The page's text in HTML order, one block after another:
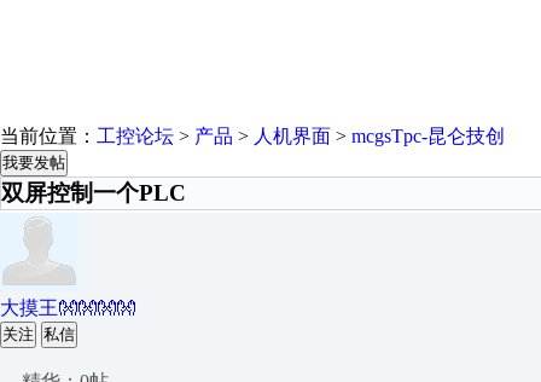
当前位置： 工控论坛 > 产品 > 人机界面 > mcgsTpc-昆仑技创
我要发帖
双屏控制一个PLC
大摸王👐👐👐👐
关注 私信